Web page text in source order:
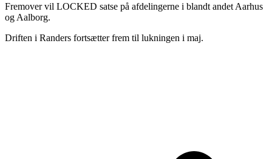
Fremover vil LOCKED satse på afdelingerne i blandt andet Aarhus
og Aalborg.
Driften i Randers fortsætter frem til lukningen i maj.